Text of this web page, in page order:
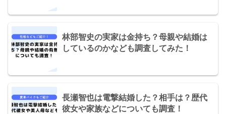
林部智史の実家は金持ち？母親や結婚は
しているのかなども調査してみた！
長瀬智也は電撃結婚した？相手は？歴代
彼女や家族などについても調査！